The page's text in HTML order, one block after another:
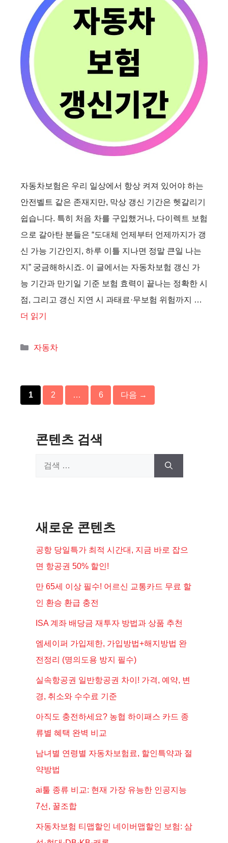
자동차보험은 우리 일상에서 항상 켜져 있어야 하는
안전벨트 같은 존재지만, 막상 갱신 기간은 헷갈리기
쉽습니다. 특히 처음 차를 구입했거나, 다이렉트 보험
으로 갈아탄 분들은 “도대체 언제부터 언제까지가 갱
신 가능 기간인지, 하루 이틀 지나면 정말 큰일 나는
지” 궁금해하시죠. 이 글에서는 자동차보험 갱신 가
능 기간과 만기일 기준 보험 효력이 끝나는 정확한 시
점, 그리고 갱신 지연 시 과태료·무보험 위험까지 …
더 읽기
카
자동차
페
1
페
2 …
페
6 다음 →
콘텐츠 검색
새로운 콘텐츠
공항 당일특가 최적 시간대, 지금 바로 잡으
면 항공권 50% 할인!
만 65세 이상 필수! 어르신 교통카드 무료 할
인 환승 환급 충전
ISA 계좌 배당금 재투자 방법과 상품 추천
엠세이퍼 가입제한, 가입방법+해지방법 완
전정리 (명의도용 방지 필수)
실속항공권 일반항공권 차이! 가격, 예약, 변
경, 취소와 수수료 기준
아직도 충전하세요? 농협 하이패스 카드 종
류별 혜택 완벽 비교
남녀별 연령별 자동차보험료, 할인특약과 절
약방법
ai툴 종류 비교: 현재 가장 유능한 인공지능
7선, 꿀조합
자동차보험 티맵할인 네이버맵할인 보험: 삼